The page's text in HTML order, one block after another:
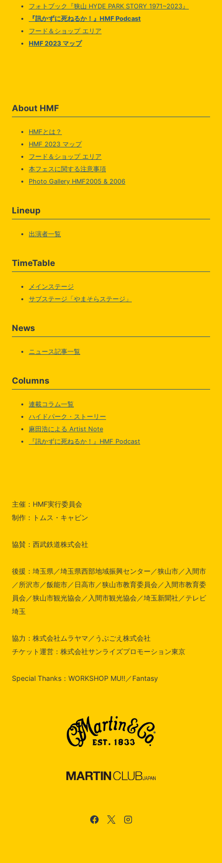
フォトブック『狭山 HYDE PARK STORY 1971~2023』
『訊かずに死ねるか！』HMF Podcast
フード＆ショップ エリア
HMF 2023 マップ
About HMF
HMFとは？
HMF 2023 マップ
フード＆ショップ エリア
本フェスに関する注意事項
Photo Gallery HMF2005 & 2006
Lineup
出演者一覧
TimeTable
メインステージ
サブステージ「やまそらステージ」
News
ニュース記事一覧
Columns
連載コラム一覧
ハイドパーク・ストーリー
麻田浩による Artist Note
『訊かずに死ねるか！』HMF Podcast
主催：HMF実行委員会
制作：トムス・キャビン
協賛：西武鉄道株式会社
後援：埼玉県／埼玉県西部地域振興センター／狭山市／入間市
／所沢市／飯能市／日高市／狭山市教育委員会／入間市教育委
員会／狭山市観光協会／入間市観光協会／埼玉新聞社／テレビ
埼玉
協力：株式会社ムラヤマ／うぶごえ株式会社
チケット運営：株式会社サンライズプロモーション東京
Special Thanks：WORKSHOP MU!!／Fantasy